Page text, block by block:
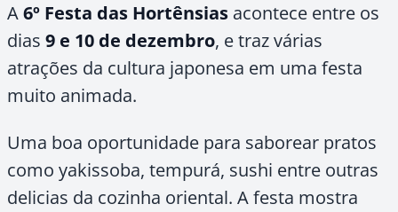
A6º Festa das Hortênsias acontece entre os
dias 9 e 10 de dezembro, e traz várias
atrações da cultura japonesa em uma festa
muito animada.
Uma boa oportunidade para saborear pratos
como yakissoba, tempurá, sushi entre outras
delicias da cozinha oriental. A festa mostra